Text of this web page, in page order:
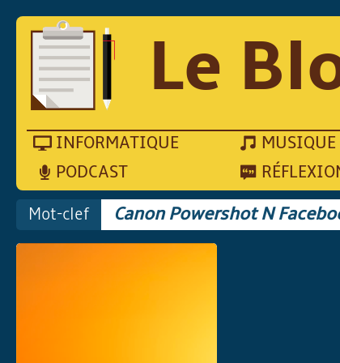
Le
INFORMATIQUE MUSIQUE
PODCAST
Mot-clef Canon Powershot N